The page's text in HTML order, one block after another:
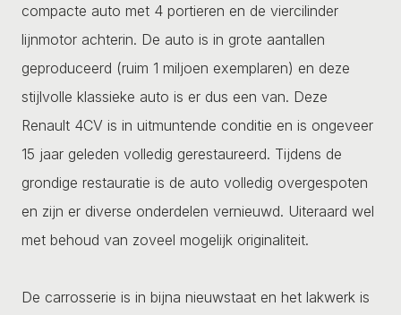
compacte auto met 4 portieren en de viercilinder
lijnmotor achterin. De auto is in grote aantallen
geproduceerd (ruim 1 miljoen exemplaren) en deze
stijlvolle klassieke auto is er dus een van. Deze
Renault 4CV is in uitmuntende conditie en is ongeveer
15 jaar geleden volledig gerestaureerd. Tijdens de
grondige restauratie is de auto volledig overgespoten
en zijn er diverse onderdelen vernieuwd. Uiteraard wel
met behoud van zoveel mogelijk originaliteit.
De carrosserie is in bijna nieuwstaat en het lakwerk is